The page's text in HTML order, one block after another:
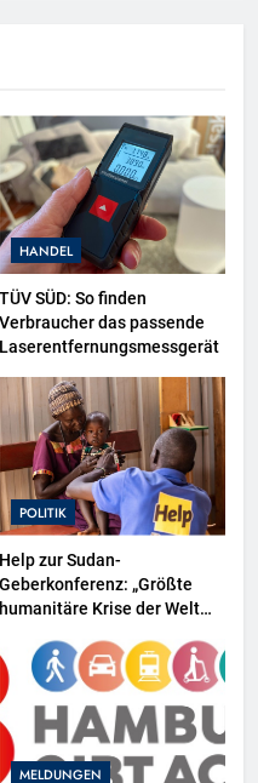
HANDEL
TÜV SÜD: So finden
Verbraucher das passende
Laserentfernungsmessgerät
POLITIK
Help zur Sudan-
Geberkonferenz: „Größte
humanitäre Krise der Welt
MELDUNGEN